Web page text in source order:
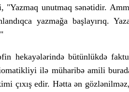
"Yazmaq unutmaq sənətidir.
yazmağa başlayırıq.
hekayələrində bütünlükdə
ilə müharibə amili
çıxış edir. Hətta ən